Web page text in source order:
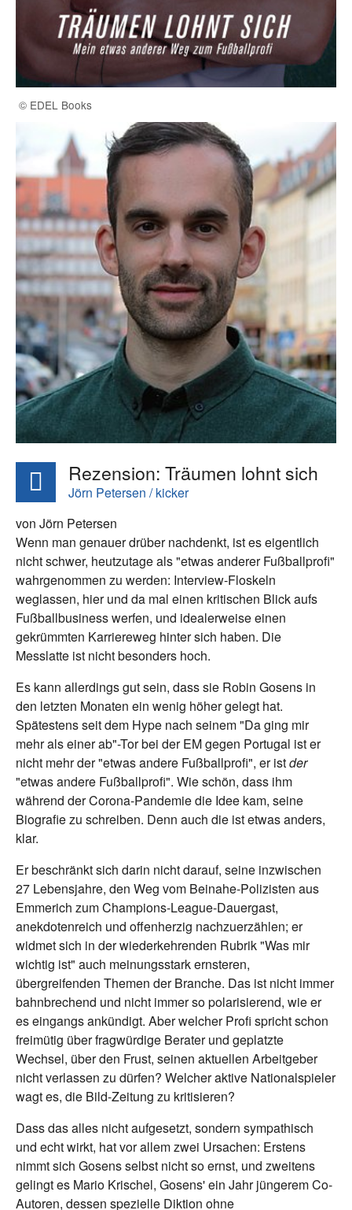
© EDEL Books
Rezension: Träumen lohnt sich
Jörn Petersen / kicker
von Jörn Petersen
Wenn man genauer drüber nachdenkt, ist es eigentlich
nicht schwer, heutzutage als "etwas anderer Fußballprofi"
wahrgenommen zu werden: Interview-Floskeln
weglassen, hier und da mal einen kritischen Blick aufs
Fußballbusiness werfen, und idealerweise einen
gekrümmten Karriereweg hinter sich haben. Die
Messlatte ist nicht besonders hoch.
Es kann allerdings gut sein, dass sie Robin Gosens in
den letzten Monaten ein wenig höher gelegt hat.
Spätestens seit dem Hype nach seinem "Da ging mir
mehr als einer ab"-Tor bei der EM gegen Portugal ist er
nicht mehr der "etwas andere Fußballprofi", er istder
"etwas andere Fußballprofi". Wie schön, dass ihm
während der Corona-Pandemie die Idee kam, seine
Biografie zu schreiben. Denn auch die ist etwas anders,
klar.
Er beschränkt sich darin nicht darauf, seine inzwischen
27 Lebensjahre, den Weg vom Beinahe-Polizisten aus
Emmerich zum Champions-League-Dauergast,
anekdotenreich und offenherzig nachzuerzählen; er
widmet sich in der wiederkehrenden Rubrik "Was mir
wichtig ist" auch meinungsstark ernsteren,
übergreifenden Themen der Branche. Das ist nicht immer
bahnbrechend und nicht immer so polarisierend, wie er
es eingangs ankündigt. Aber welcher Profi spricht schon
freimütig über fragwürdige Berater und geplatzte
Wechsel, über den Frust, seinen aktuellen Arbeitgeber
nicht verlassen zu dürfen? Welcher aktive Nationalspieler
wagt es, die Bild-Zeitung zu kritisieren?
Dass das alles nicht aufgesetzt, sondern sympathisch
und echt wirkt, hat vor allem zwei Ursachen: Erstens
nimmt sich Gosens selbst nicht so ernst, und zweitens
gelingt es Mario Krischel, Gosens' ein Jahr jüngerem Co-
Autoren, dessen spezielle Diktion ohne